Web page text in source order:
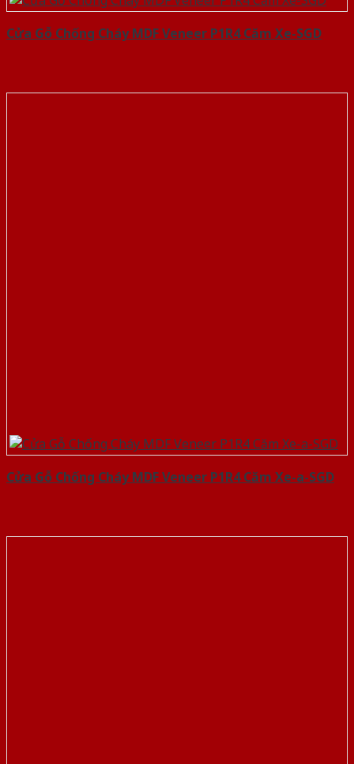
Cửa Gỗ Chống Cháy MDF Veneer P1R4 Căm Xe-SGD
Cửa Gỗ Chống Cháy MDF Veneer P1R4 Căm Xe-a-SGD